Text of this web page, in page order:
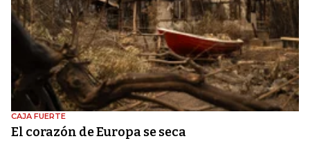
CAJA FUERTE
El corazón de Europa se seca